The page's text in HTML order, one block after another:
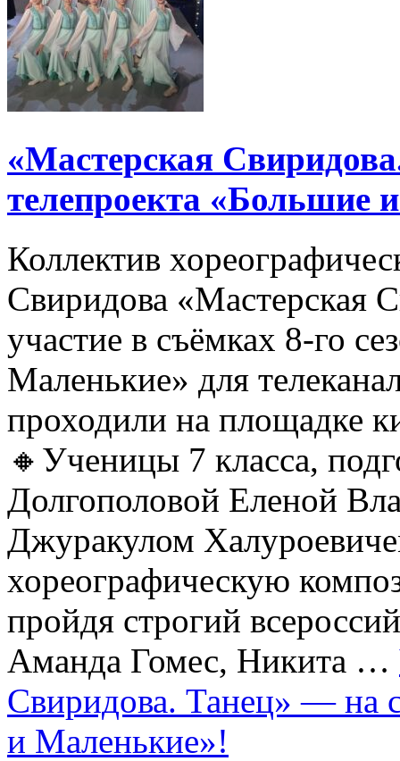
«Мастерская
телепроекта «Большие
Коллектив
Свиридова «Мастерская
участие в съёмках 8-го
Маленькие» для
проходили на площадке
🔸Ученицы 7 класса,
Долгополовой Еленой
Джуракулом
хореографическую
пройдя строгий
Аманда Гомес, Никита …
Свиридова. Танец» — на
и Маленькие»!